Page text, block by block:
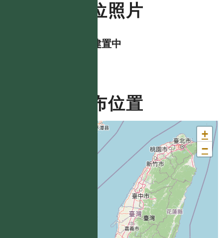
數位照片
資料建置中
分布位置
+
−